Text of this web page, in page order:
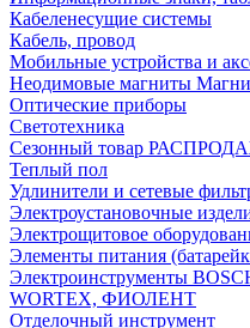
Кабеленесущие системы
Кабель, провод
Мобильные устройства и
Неодимовые магниты
Оптические приборы
Светотехника
Сезонный товар
Теплый пол
Удлинители и сетевые
Электроустановочные
Электрощитовое
Элементы питания
Электроинструменты
WORTEX, ФИОЛЕНТ
Отделочный инструмент